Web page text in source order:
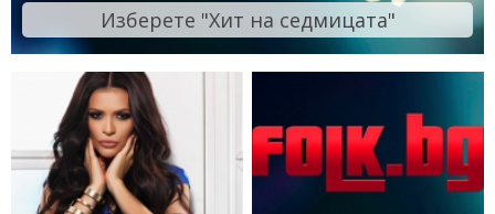
Изберете "Хит на седмицата"